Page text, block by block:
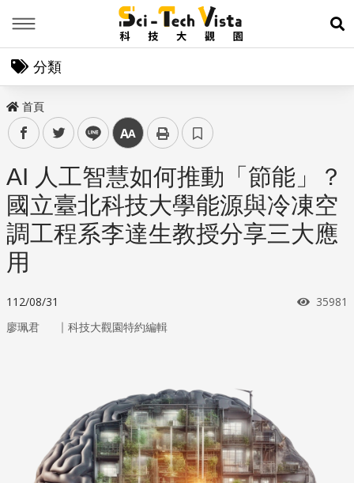
展
分類
首頁
facebooktwitter line 中
AI 人工智慧如何推動「節能」？
國立臺北科技大學能源與冷凍空
調工程系李達生教授分享三大應
用
112/08/31 瀏覽次
35981
廖珮君 ｜ 科技大觀園特約編輯